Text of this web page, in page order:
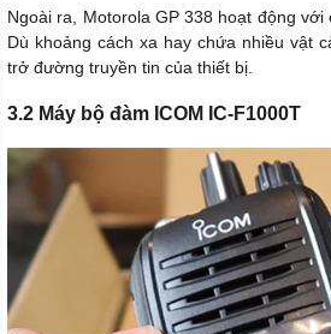
Ngoài ra, Motorola GP 338 hoạt động với
Dù khoảng cách xa hay chứa nhiều vật
trở đường truyền tin của thiết bị.
3.2 Máy bộ đàm ICOM IC-F1000T